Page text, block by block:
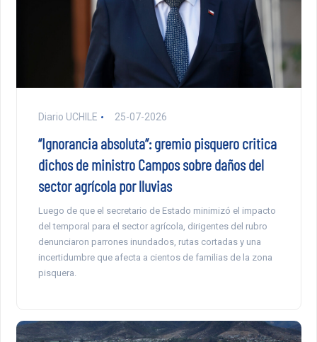
Diario UCHILE 25-07-2026
“Ignorancia absoluta”: gremio pisquero critica
dichos de ministro Campos sobre daños del
sector agrícola por lluvias
Luego de que el secretario de Estado minimizó el impacto
del temporal para el sector agrícola, dirigentes del rubro
denunciaron parrones inundados, rutas cortadas y una
incertidumbre que afecta a cientos de familias de la zona
pisquera.